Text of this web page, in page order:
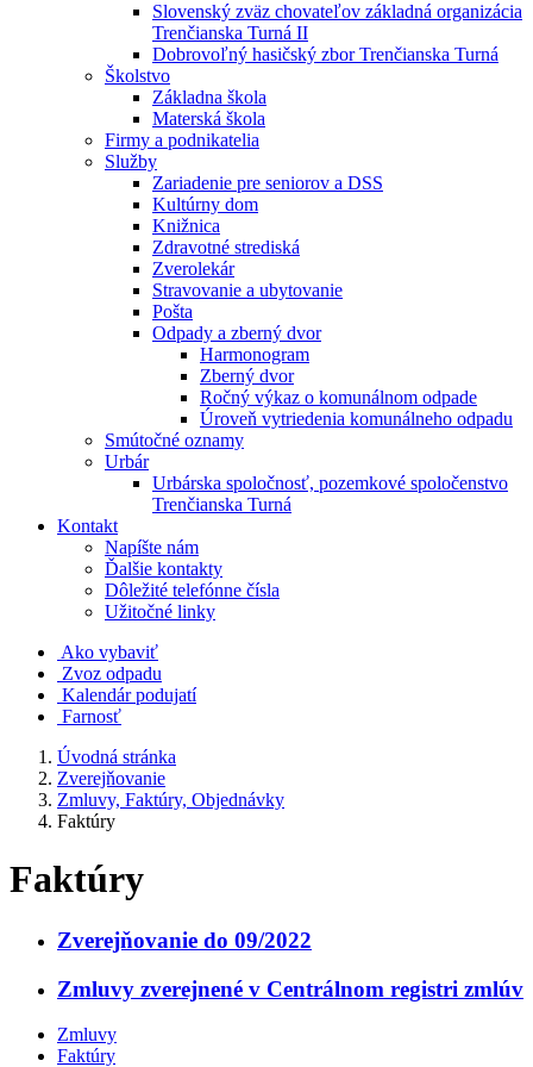
Slovenský zväz chovateľov základná organizácia
Trenčianska Turná II
Dobrovoľný hasičský zbor Trenčianska Turná
Školstvo
Základna škola
Materská škola
Firmy a podnikatelia
Služby
Zariadenie pre seniorov a DSS
Kultúrny dom
Knižnica
Zdravotné strediská
Zverolekár
Stravovanie a ubytovanie
Pošta
Odpady a zberný dvor
Harmonogram
Zberný dvor
Ročný výkaz o komunálnom odpade
Úroveň vytriedenia komunálneho odpadu
Smútočné oznamy
Urbár
Urbárska spoločnosť, pozemkové spoločenstvo
Trenčianska Turná
Kontakt
Napíšte nám
Ďalšie kontakty
Dôležité telefónne čísla
Užitočné linky
Ako vybaviť
Zvoz odpadu
Kalendár podujatí
Farnosť
Úvodná stránka
Zverejňovanie
Zmluvy, Faktúry, Objednávky
Faktúry
Faktúry
Zverejňovanie do 09/2022
Zmluvy zverejnené v Centrálnom registri zmlúv
Zmluvy
Faktúry